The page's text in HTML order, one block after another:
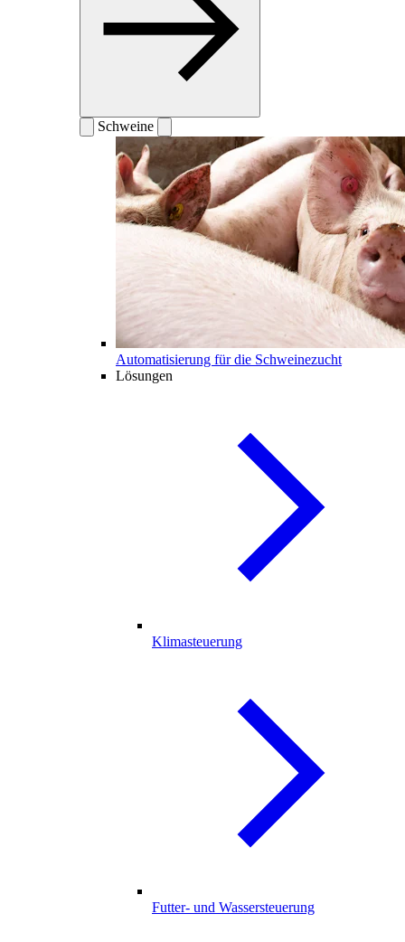
Schweine
Automatisierung für die Schweinezucht
Lösungen
Klimasteuerung
Futter- und Wassersteuerung